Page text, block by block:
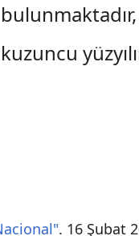
. 16 Şubat